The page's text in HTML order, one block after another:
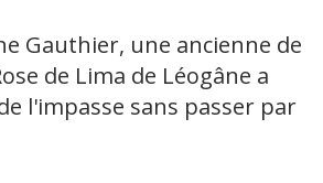
Gauthier, une ancienne de
de Lima de Léogâne a
l'impasse sans passer par